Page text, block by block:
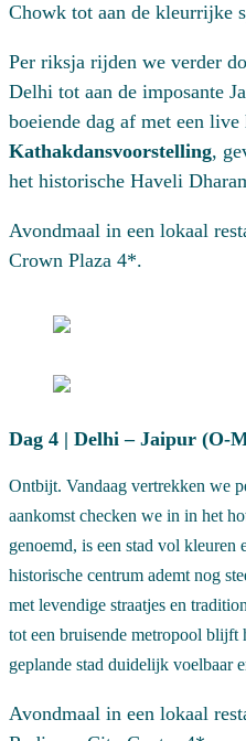
Chowk tot aan de kleurrijke
Per riksja rijden we verder
Delhi tot aan de imposante
boeiende dag af met een live
Kathakdansvoorstelling,
het historische Haveli
Avondmaal in een lokaal
Crown Plaza 4*.
Dag 4 | Delhi – Jaipur (O-
Ontbijt. Vandaag vertrekken we
aankomst checken we in in het
genoemd, is een stad vol kleuren
historische centrum ademt nog
met levendige straatjes en
tot een bruisende metropool blijft
geplande stad duidelijk voelbaar
Avondmaal in een lokaal